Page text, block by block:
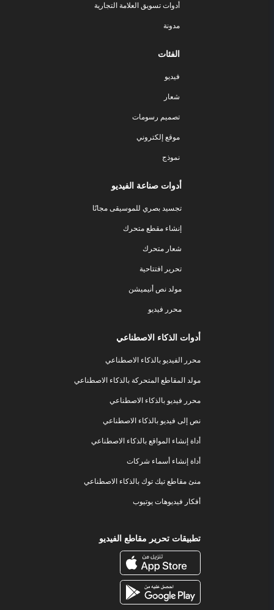
أدوات تسويق العلامة التجارية
مدونة
الفئات
فيديو
شعار
تصميم رسومات
موقع إلكتروني
نموذج
أدوات صناعة الفيديو
تجسيد بصري للموسيقى مجانًا
إنشاء مقطع متحرك
شعار متحرك
تحرير افتتاحية
مولد نص أنيميشن
محرر فيديو
أدوات الذكاء الاصطناعي
محرر الفيديو بالذكاء الاصطناعي
مولد المقاطع المتحركة بالذكاء الاصطناعي
محرر فيديو بالذكاء الاصطناعي
نص إلى فيديو بالذكاء الاصطناعي
أداة إنشاء المواقع بالذكاء الاصطناعي
أداة إنشاء أسماء شركات
منئ مقاطع تيك توك بالذكاء الاصطناعي
أفكار فيديوهات يوتيوب
تطبيقات تحرير مقاطع الفيديو